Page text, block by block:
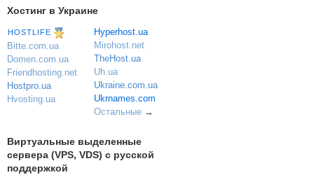
Хостинг в Украине
HOSTLIFE
Bitte.com.ua
Domen.com.ua
Friendhosting.net
Hostpro.ua
Hvosting.ua
Hyperhost.ua
Mirohost.net
TheHost.ua
Uh.ua
Ukraine.com.ua
Ukrnames.com
Остальные→
Виртуальные выделенные
сервера (VPS, VDS) с русской
поддержкой